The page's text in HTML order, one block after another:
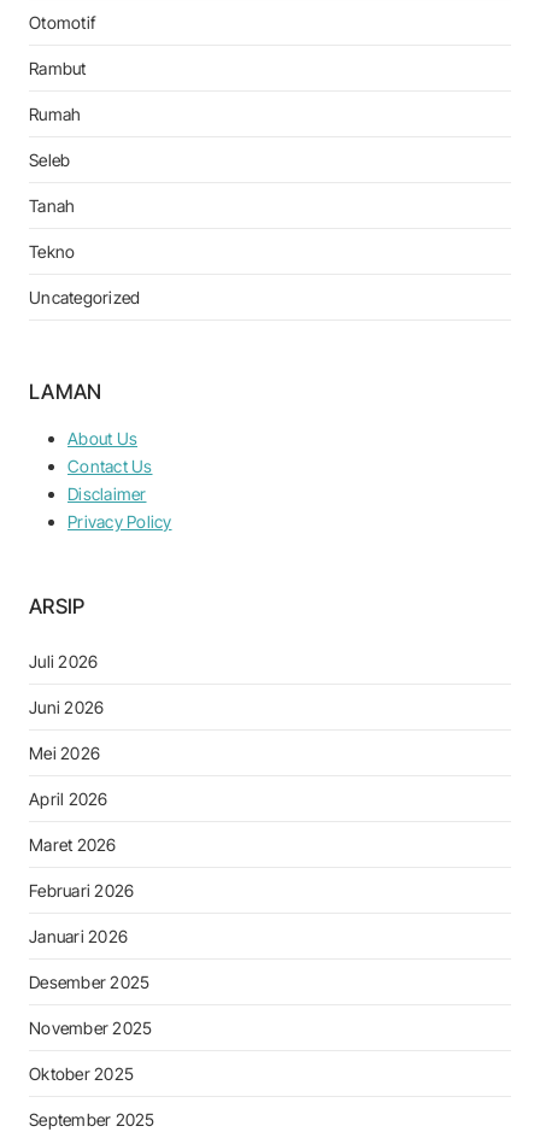
Otomotif
Rambut
Rumah
Seleb
Tanah
Tekno
Uncategorized
LAMAN
About Us
Contact Us
Disclaimer
Privacy Policy
ARSIP
Juli 2026
Juni 2026
Mei 2026
April 2026
Maret 2026
Februari 2026
Januari 2026
Desember 2025
November 2025
Oktober 2025
September 2025